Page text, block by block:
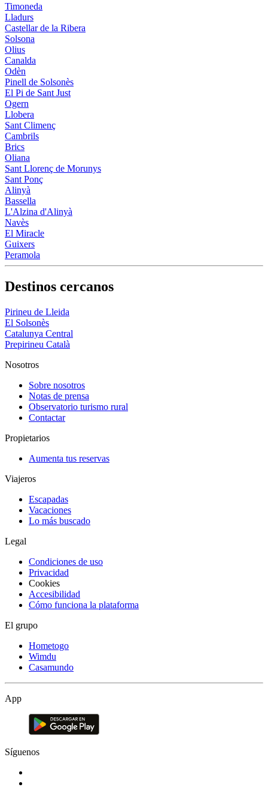
Timoneda
Lladurs
Castellar de la Ribera
Solsona
Olius
Canalda
Odèn
Pinell de Solsonès
El Pi de Sant Just
Ogern
Llobera
Sant Climenç
Cambrils
Brics
Oliana
Sant Llorenç de Morunys
Sant Ponç
Alinyà
Bassella
L'Alzina d'Alinyà
Navès
El Miracle
Guixers
Peramola
Destinos cercanos
Pirineu de Lleida
El Solsonès
Catalunya Central
Prepirineu Català
Nosotros
Sobre nosotros
Notas de prensa
Observatorio turismo rural
Contactar
Propietarios
Aumenta tus reservas
Viajeros
Escapadas
Vacaciones
Lo más buscado
Legal
Condiciones de uso
Privacidad
Cookies
Accesibilidad
Cómo funciona la plataforma
El grupo
Hometogo
Wimdu
Casamundo
App
Síguenos